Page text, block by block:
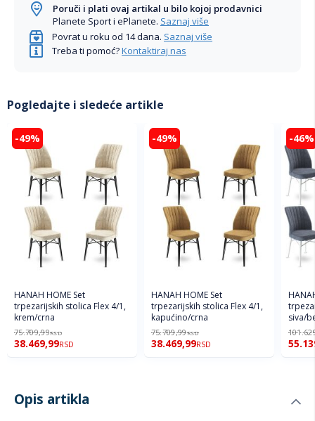
Poruči i plati ovaj artikal u bilo kojoj prodavnici
Planete Sport i ePlanete. Saznaj više
Povrat u roku od 14 dana. Saznaj više
Treba ti pomoć?Kontaktiraj nas
Pogledajte i sledeće artikle
-49%
HANAH HOME Set
trpezarijskih stolica Flex 4/1,
krem/crna
75.709,99RSD
38.469,99RSD
-49%
HANAH HOME Set
trpezarijskih stolica Flex 4/1,
kapućino/crna
75.709,99RSD
38.469,99RSD
-46%
siva/
Opis artikla